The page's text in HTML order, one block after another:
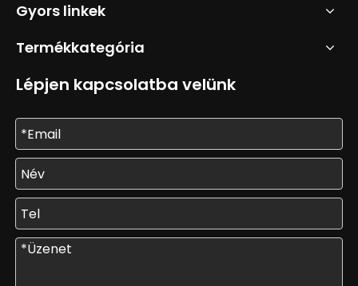
Gyors linkek
Termékkategória
Lépjen kapcsolatba velünk